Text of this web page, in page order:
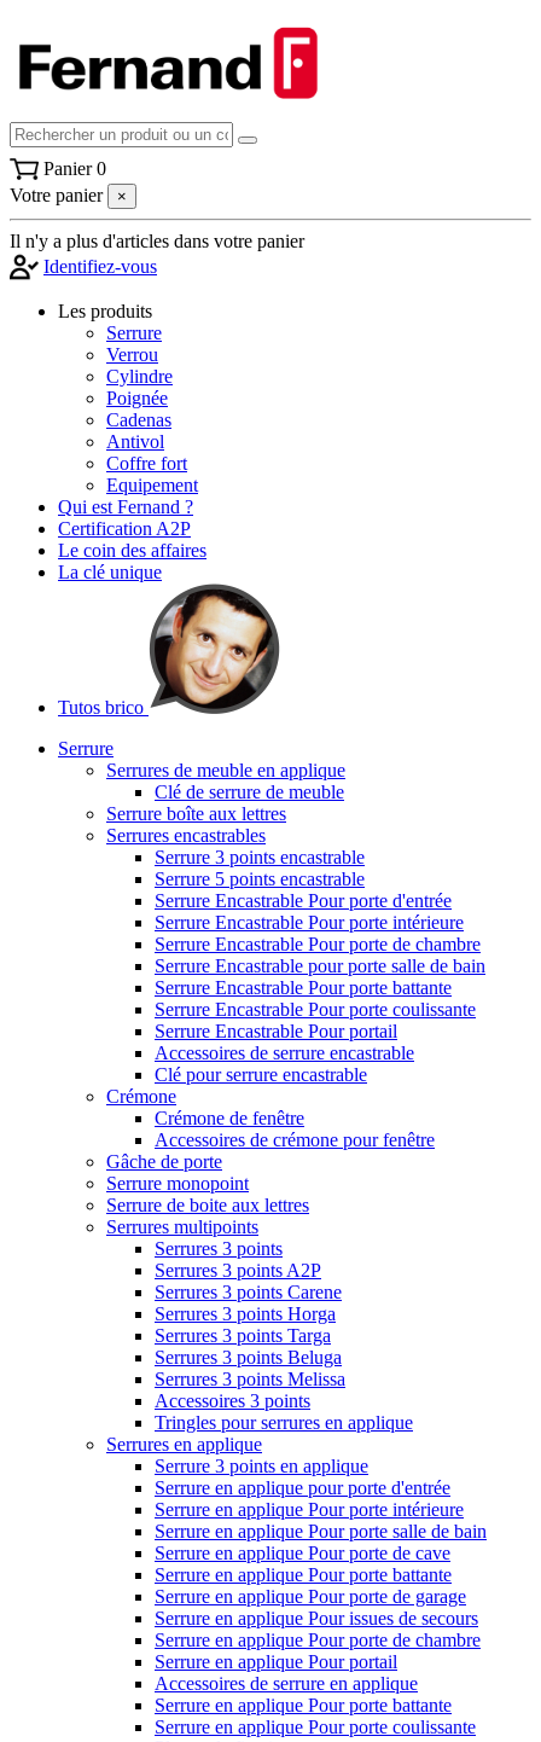
Panier 0
Votre panier
×
Il n'y a plus d'articles dans votre panier
Identifiez-vous
Les produits
Serrure
Verrou
Cylindre
Poignée
Cadenas
Antivol
Coffre fort
Equipement
Qui est Fernand ?
Certification A2P
Le coin des affaires
La clé unique
Tutos brico
Serrure
Serrures de meuble en applique
Clé de serrure de meuble
Serrure boîte aux lettres
Serrures encastrables
Serrure 3 points encastrable
Serrure 5 points encastrable
Serrure Encastrable Pour porte d'entrée
Serrure Encastrable Pour porte intérieure
Serrure Encastrable Pour porte de chambre
Serrure Encastrable pour porte salle de bain
Serrure Encastrable Pour porte battante
Serrure Encastrable Pour porte coulissante
Serrure Encastrable Pour portail
Accessoires de serrure encastrable
Clé pour serrure encastrable
Crémone
Crémone de fenêtre
Accessoires de crémone pour fenêtre
Gâche de porte
Serrure monopoint
Serrure de boite aux lettres
Serrures multipoints
Serrures 3 points
Serrures 3 points A2P
Serrures 3 points Carene
Serrures 3 points Horga
Serrures 3 points Targa
Serrures 3 points Beluga
Serrures 3 points Melissa
Accessoires 3 points
Tringles pour serrures en applique
Serrures en applique
Serrure 3 points en applique
Serrure en applique pour porte d'entrée
Serrure en applique Pour porte intérieure
Serrure en applique Pour porte salle de bain
Serrure en applique Pour porte de cave
Serrure en applique Pour porte battante
Serrure en applique Pour porte de garage
Serrure en applique Pour issues de secours
Serrure en applique Pour porte de chambre
Serrure en applique Pour portail
Accessoires de serrure en applique
Serrure en applique Pour porte battante
Serrure en applique Pour porte coulissante